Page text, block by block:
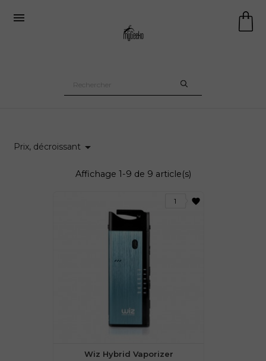

Prix, décroissant 
Affichage 1-9 de 9 article(s)
favorite
1
31 avis
Wiz Hybrid Vaporizer